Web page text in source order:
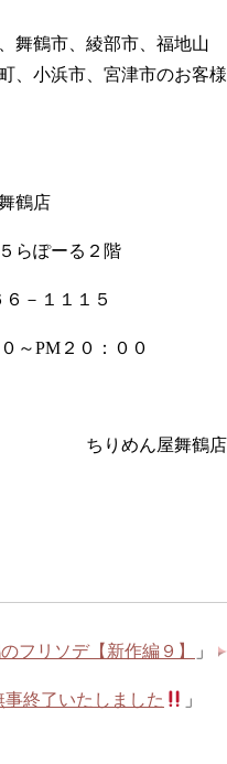
舞鶴市、綾部市、福地山
、小浜市、宮津市のお客様
鶴店
らぽーる２階
－１１１５
～PM２０：００
ちりめん屋舞鶴店
フリソデ【新作編９】 」
終了いたしました 」